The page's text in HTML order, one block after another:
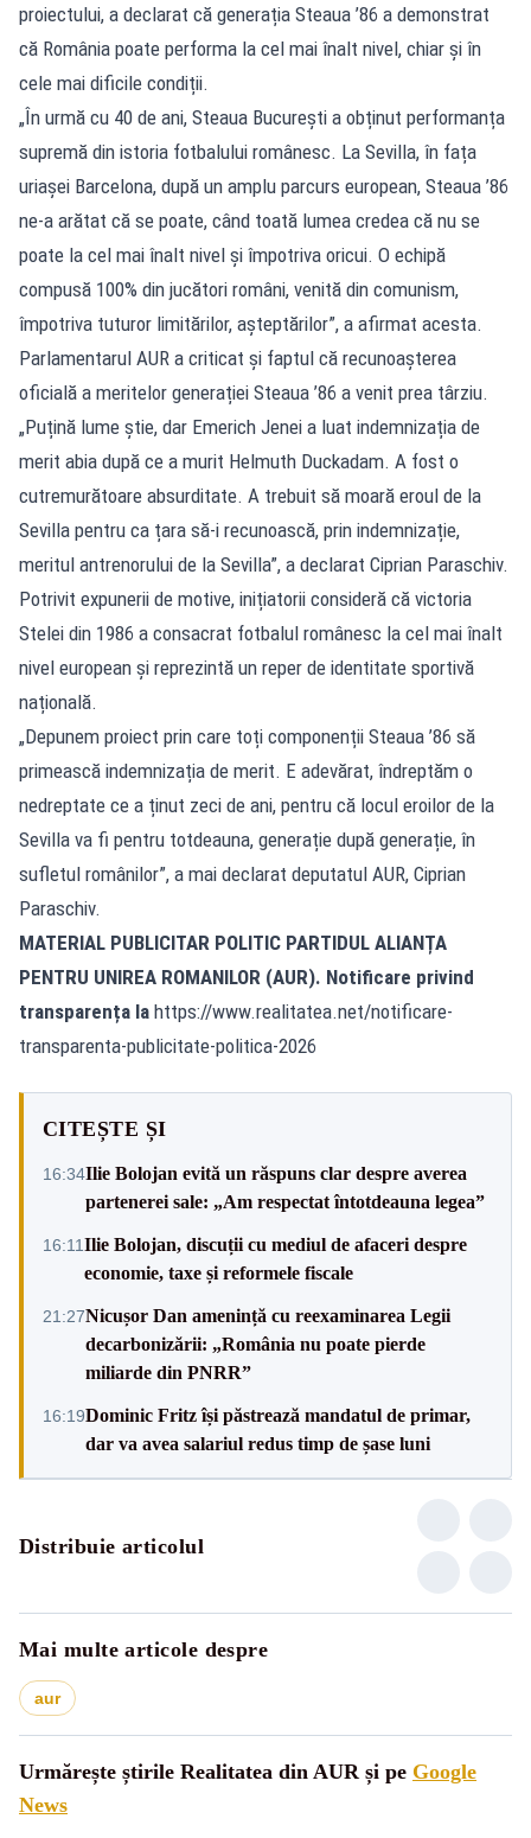
proiectului, a declarat că generația Steaua ’86 a demonstrat
că România poate performa la cel mai înalt nivel, chiar și în
cele mai dificile condiții.
„În urmă cu 40 de ani, Steaua București a obținut performanța
supremă din istoria fotbalului românesc. La Sevilla, în fața
uriașei Barcelona, după un amplu parcurs european, Steaua ’86
ne-a arătat că se poate, când toată lumea credea că nu se
poate la cel mai înalt nivel și împotriva oricui. O echipă
compusă 100% din jucători români, venită din comunism,
împotriva tuturor limitărilor, așteptărilor”, a afirmat acesta.
Parlamentarul AUR a criticat și faptul că recunoașterea
oficială a meritelor generației Steaua ’86 a venit prea târziu.
„Puțină lume știe, dar Emerich Jenei a luat indemnizația de
merit abia după ce a murit Helmuth Duckadam. A fost o
cutremurătoare absurditate. A trebuit să moară eroul de la
Sevilla pentru ca țara să-i recunoască, prin indemnizație,
meritul antrenorului de la Sevilla”, a declarat Ciprian Paraschiv.
Potrivit expunerii de motive, inițiatorii consideră că victoria
Stelei din 1986 a consacrat fotbalul românesc la cel mai înalt
nivel european și reprezintă un reper de identitate sportivă
națională.
„Depunem proiect prin care toți componenții Steaua ’86 să
primească indemnizația de merit. E adevărat, îndreptăm o
nedreptate ce a ținut zeci de ani, pentru că locul eroilor de la
Sevilla va fi pentru totdeauna, generație după generație, în
sufletul românilor”, a mai declarat deputatul AUR, Ciprian
Paraschiv.
MATERIAL PUBLICITAR POLITIC PARTIDUL ALIANȚA
PENTRU UNIREA ROMANILOR (AUR). Notificare privind
transparența la https://www.realitatea.net/notificare-
transparenta-publicitate-politica-2026
CITEȘTE ȘI
16:34Ilie Bolojan evită un răspuns clar despre averea
partenerei sale: „Am respectat întotdeauna legea”
16:11Ilie Bolojan, discuții cu mediul de afaceri despre
economie, taxe și reformele fiscale
21:27Nicușor Dan amenință cu reexaminarea Legii
decarbonizării: „România nu poate pierde
miliarde din PNRR”
16:19Dominic Fritz își păstrează mandatul de primar,
dar va avea salariul redus timp de șase luni
Distribuie articolul
Mai multe articole despre
aur
Urmărește știrile Realitatea din AUR și pe Google
News